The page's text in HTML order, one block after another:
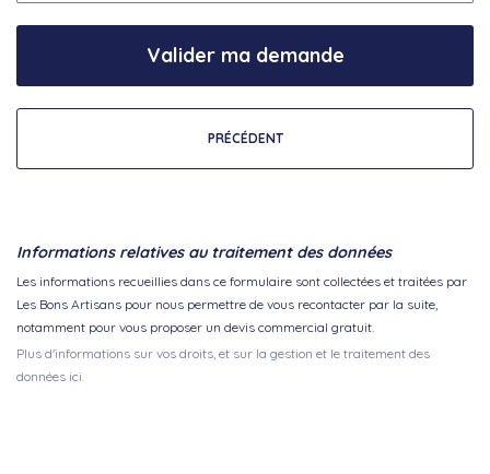
PRÉCÉDENT
Valider ma demande
Informations relatives au traitement des données
Les informations recueillies dans ce formulaire sont collectées et traitées par
Les Bons Artisans pour nous permettre de vous recontacter par la suite,
notamment pour vous proposer un devis commercial gratuit.
Plus d'informations sur vos droits, et sur la gestion et le traitement des
données ici.